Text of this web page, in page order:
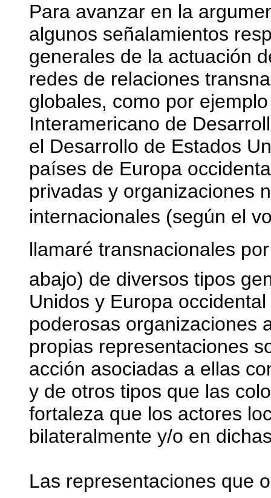
Para avanzar en la
algunos señalamientos
generales de la actuación
redes de relaciones
globales, como por
Interamericano de
el Desarrollo de Estados
países de Europa
privadas y organizaciones
internacionales (según el
llamaré transnacionales
abajo) de diversos tipos
Unidos y Europa
poderosas organizaciones
propias representaciones
acción asociadas a ellas
y de otros tipos que las
fortaleza que los actores
bilateralmente y/o en
Las representaciones que